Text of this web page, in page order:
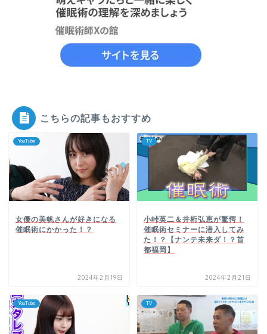
こちらの記事もおすすめ
YouTube
女優の美帆さんが好きになる
催眠術にかかった！？
2024年2月19日
TV
小峠英二＆井桁弘恵が驚愕！
催眠術セミナーに潜入してみ
た！？【ナンテ未来ダ！？首
都福岡】
2024年2月21日
YouTube TV